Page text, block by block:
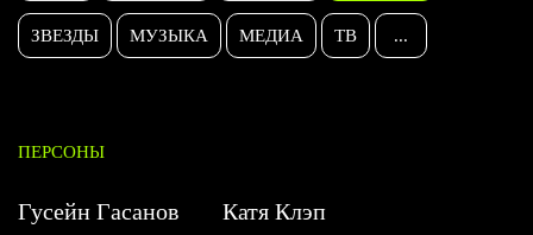
ЗВЕЗДЫ МУЗЫКА МЕДИА ТВ ...
ПЕРСОНЫ
Гусейн Гасанов
Катя Клэп